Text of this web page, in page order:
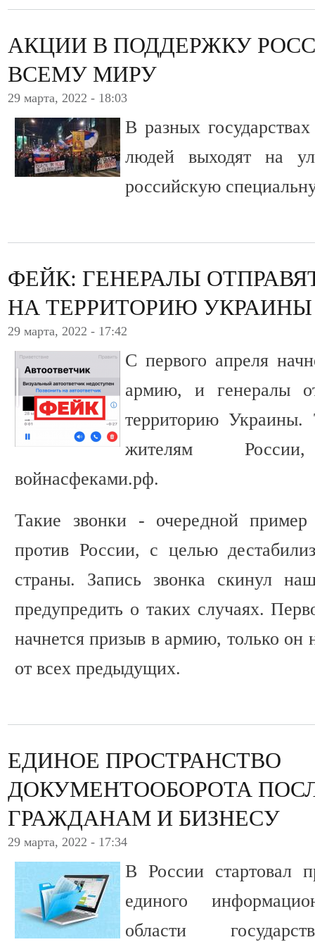
АКЦИИ В ПОДДЕРЖКУ
ВСЕМУ МИРУ
29 марта, 2022 - 18:03
В разных
людей выходят на
российскую
ФЕЙК: ГЕНЕРАЛЫ
НА ТЕРРИТОРИЮ УКРАИНЫ
29 марта, 2022 - 17:42
С первого апреля
армию, и генералы
территорию Украины.
жителям
войнасфеками.рф.
Такие звонки - очередной
против России, с целью
страны. Запись звонка скинул
предупредить о таких случаях.
начнется призыв в армию, только он
от всех предыдущих.
ЕДИНОЕ ПРОСТРАНСТВО
ДОКУМЕНТООБОРОТА
ГРАЖДАНАМ И БИЗНЕСУ
29 марта, 2022 - 17:34
В России стартовал
единого
области